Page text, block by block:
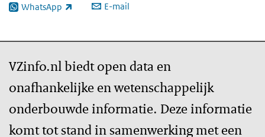
WhatsApp
(externe link) E-mail
VZinfo.nl biedt open data en
onafhankelijke en wetenschappelijk
onderbouwde informatie. Deze informatie
komt tot stand in samenwerking met een